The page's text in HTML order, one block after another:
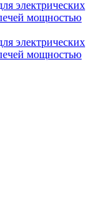
электрических
мощностью
электрических
мощностью